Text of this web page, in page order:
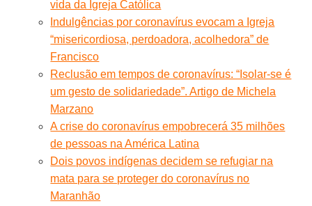
vida da Igreja Católica
Indulgências por coronavírus evocam a Igreja
“misericordiosa, perdoadora, acolhedora” de
Francisco
Reclusão em tempos de coronavírus: “Isolar-se é
um gesto de solidariedade”. Artigo de Michela
Marzano
A crise do coronavírus empobrecerá 35 milhões
de pessoas na América Latina
Dois povos indígenas decidem se refugiar na
mata para se proteger do coronavírus no
Maranhão